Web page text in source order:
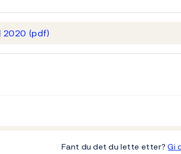
2020 (pdf)
Fant du det du lette etter?Gi